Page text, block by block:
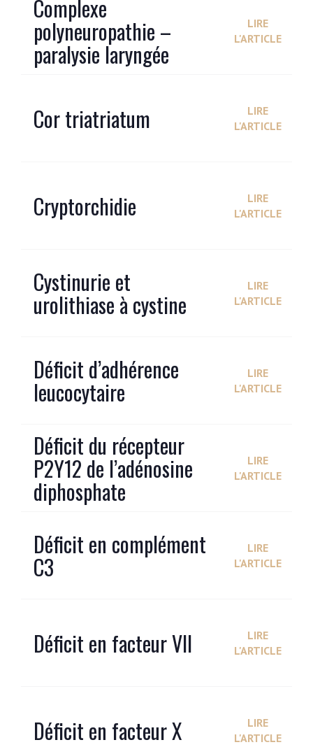
Complexe
polyneuropathie –
paralysie laryngée
LIRE
L'ARTICLE
Cor triatriatum
LIRE
L'ARTICLE
Cryptorchidie
LIRE
L'ARTICLE
Cystinurie et
urolithiase à cystine
LIRE
L'ARTICLE
Déficit d’adhérence
leucocytaire
LIRE
L'ARTICLE
Déficit du récepteur
P2Y12 de l’adénosine
diphosphate
LIRE
L'ARTICLE
Déficit en complément
C3
LIRE
L'ARTICLE
Déficit en facteur VII
LIRE
L'ARTICLE
Déficit en facteur X
LIRE
L'ARTICLE